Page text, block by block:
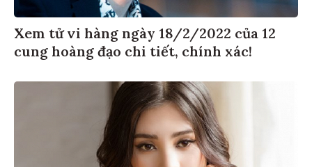
Xem tử vi hàng ngày 18/2/2022 của 12
cung hoàng đạo chi tiết, chính xác!